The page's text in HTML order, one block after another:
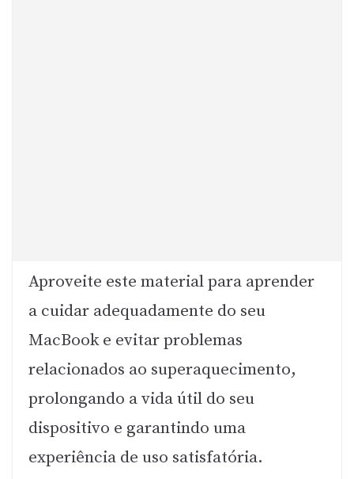
Aproveite este material para aprender
a cuidar adequadamente do seu
MacBook e evitar problemas
relacionados ao superaquecimento,
prolongando a vida útil do seu
dispositivo e garantindo uma
experiência de uso satisfatória.